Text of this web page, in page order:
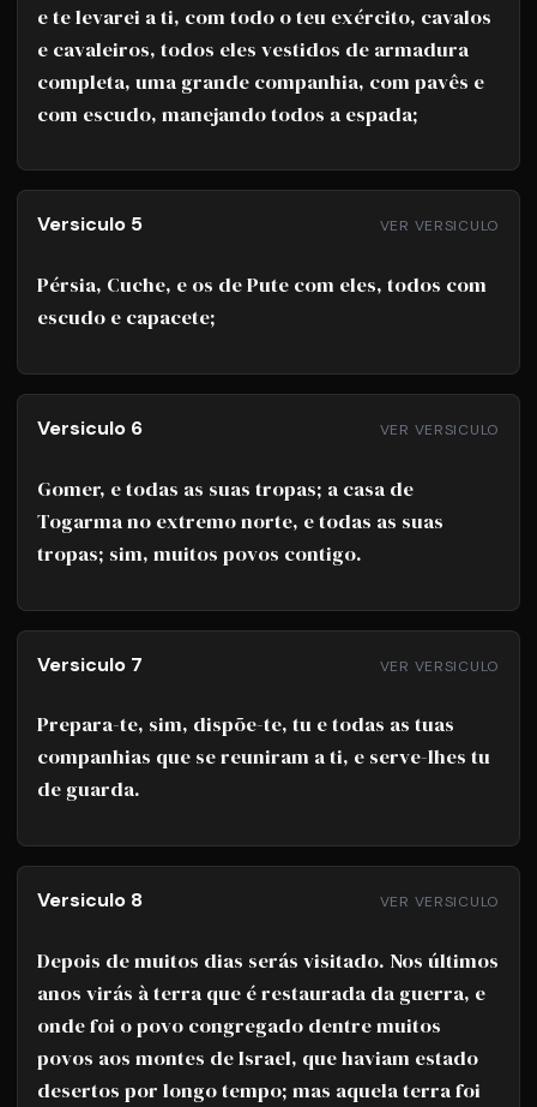
e te levarei a ti, com todo o teu exército, cavalos
e cavaleiros, todos eles vestidos de armadura
completa, uma grande companhia, com pavês e
com escudo, manejando todos a espada;
Versiculo 5 VER VERSICULO
Pérsia, Cuche, e os de Pute com eles, todos com
escudo e capacete;
Versiculo 6 VER VERSICULO
Gomer, e todas as suas tropas; a casa de
Togarma no extremo norte, e todas as suas
tropas; sim, muitos povos contigo.
Versiculo 7 VER VERSICULO
Prepara-te, sim, dispõe-te, tu e todas as tuas
companhias que se reuniram a ti, e serve-lhes tu
de guarda.
Versiculo 8 VER VERSICULO
Depois de muitos dias serás visitado. Nos últimos
anos virás à terra que é restaurada da guerra, e
onde foi o povo congregado dentre muitos
povos aos montes de Israel, que haviam estado
desertos por longo tempo; mas aquela terra foi